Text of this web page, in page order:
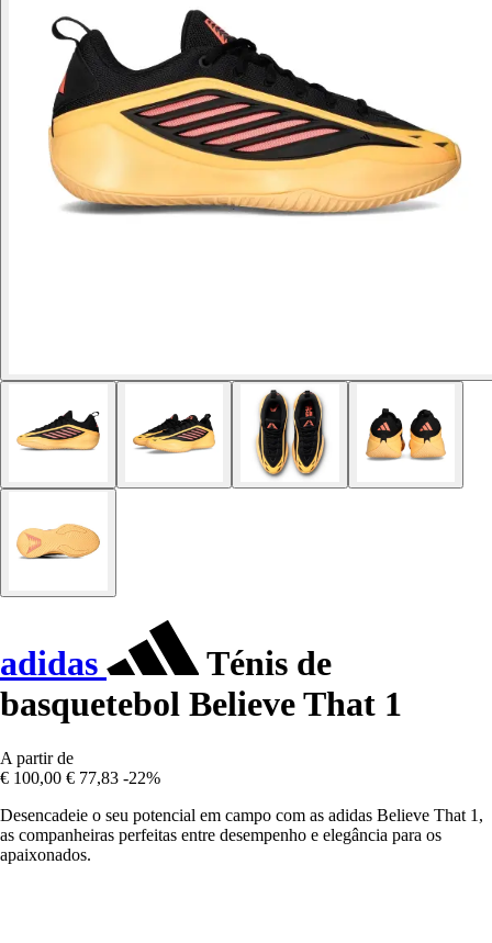
adidas
Ténis de
basquetebol Believe That 1
A partir de
€ 100,00 € 77,83 -22%
Desencadeie o seu potencial em campo com as adidas Believe That 1,
as companheiras perfeitas entre desempenho e elegância para os
apaixonados.